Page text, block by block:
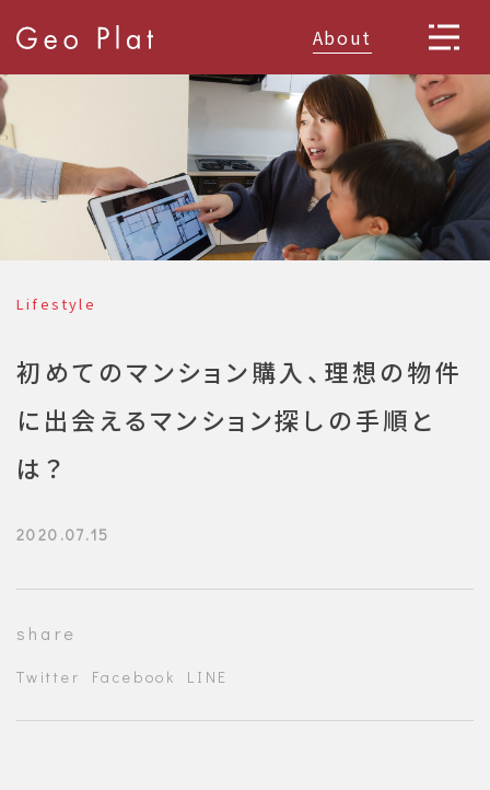
About
Lifestyle
初めてのマンション購入、理想の物件
に出会えるマンション探しの手順と
は？
2020.07.15
share
Twitter Facebook LINE